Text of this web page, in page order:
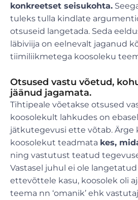
konkreetset seisukohta.
tuleks tulla kindlate
otsuseid langetada. Seda
läbiviija on eelnevalt jaganud
tiimiliikmetega koosoleku
Otsused vastu võetud,
jäänud jagamata.
Tihtipeale võetakse otsused
koosolekult lahkudes on
jätkutegevusi ette võtab. Ärge
koosolekut teadmata kes,
ning vastutust teatud
Vastasel juhul ei ole
ettevõttele kasu, koosolek oli
teema nn ‘omanik’ ehk